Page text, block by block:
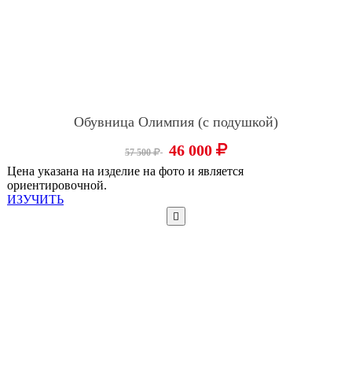
Обувница Олимпия (с подушкой)
57 500 46 000
Цена указана на изделие на фото и является
ориентировочной.
ИЗУЧИТЬ